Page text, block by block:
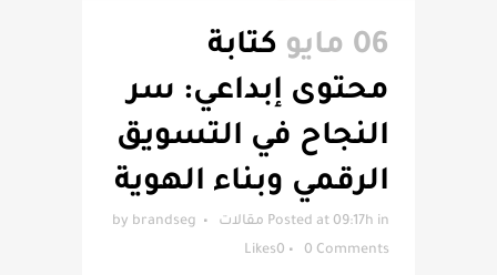
06 مايو
كتابة
محتوى إبداعي: سر
النجاح في التسويق
الرقمي وبناء الهوية
Posted at 09:17h in مقالات by brandseg
0 Comments
0
Likes